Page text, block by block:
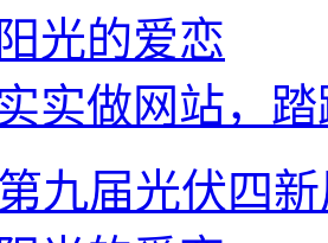
光的爱恋
实做网站，
九届光伏四